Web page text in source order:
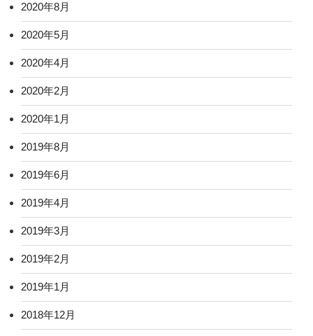
2020年8月
2020年5月
2020年4月
2020年2月
2020年1月
2019年8月
2019年6月
2019年4月
2019年3月
2019年2月
2019年1月
2018年12月